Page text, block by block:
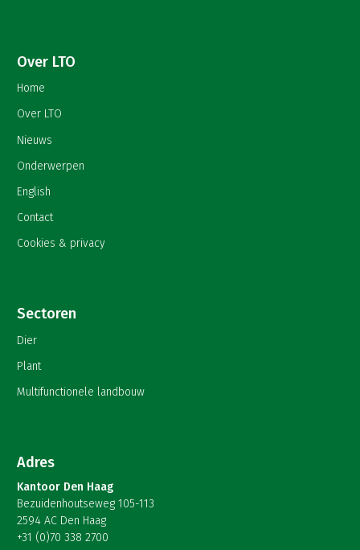
Over LTO
Home
Over LTO
Nieuws
Onderwerpen
English
Contact
Cookies & privacy
Sectoren
Dier
Plant
Multifunctionele landbouw
Adres
Kantoor Den Haag
Bezuidenhoutseweg 105-113
2594 AC Den Haag
+31 (0)70 338 2700